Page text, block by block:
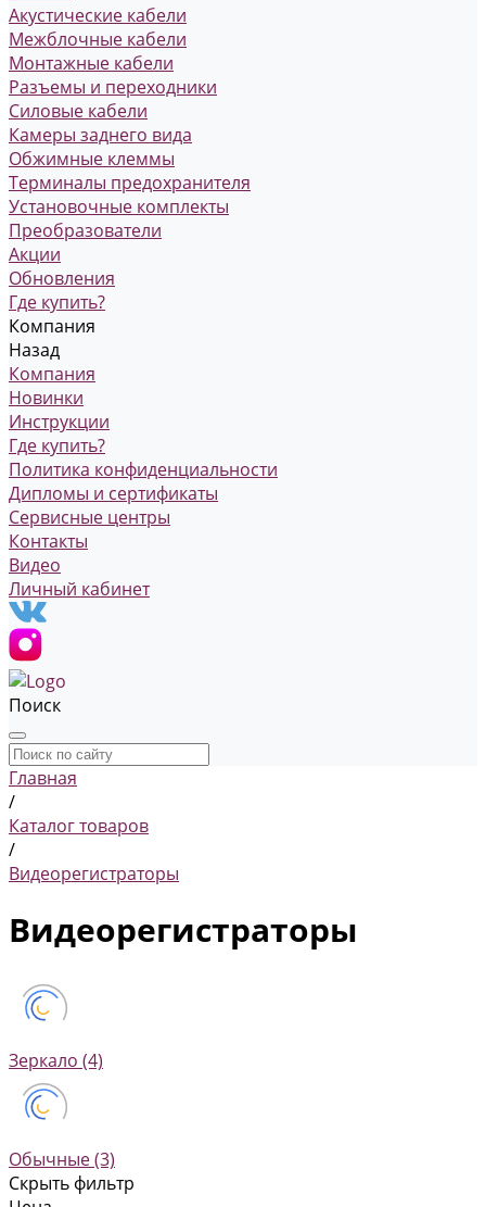
Акустические кабели
Межблочные кабели
Монтажные кабели
Разъемы и переходники
Силовые кабели
Камеры заднего вида
Обжимные клеммы
Терминалы предохранителя
Установочные комплекты
Преобразователи
Акции
Обновления
Где купить?
Компания
Назад
Компания
Новинки
Инструкции
Где купить?
Политика конфиденциальности
Дипломы и сертификаты
Сервисные центры
Контакты
Видео
Личный кабинет
Поиск
Главная
/
Каталог товаров
/
Видеорегистраторы
Видеорегистраторы
Зеркало (4)
Обычные(3)
Скрыть фильтр